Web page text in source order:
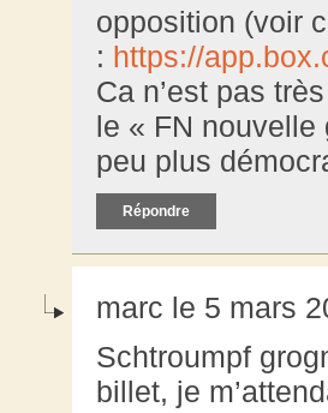
opposition (voir
: https://
Ca n’est pas
le « FN nouvelle
peu plus
Répondre
marc le 5 mars
Schtroumpf
billet, je